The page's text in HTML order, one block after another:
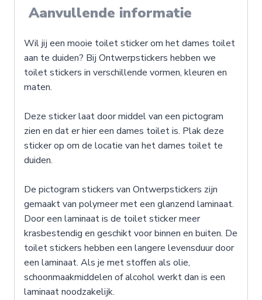
Aanvullende informatie
Wil jij een mooie toilet sticker om het dames toilet
aan te duiden? Bij Ontwerpstickers hebben we
toilet stickers in verschillende vormen, kleuren en
maten.
Deze sticker laat door middel van een pictogram
zien en dat er hier een dames toilet is. Plak deze
sticker op om de locatie van het dames toilet te
duiden.
De pictogram stickers van Ontwerpstickers zijn
gemaakt van polymeer met een glanzend laminaat.
Door een laminaat is de toilet sticker meer
krasbestendig en geschikt voor binnen en buiten. De
toilet stickers hebben een langere levensduur door
een laminaat. Als je met stoffen als olie,
schoonmaakmiddelen of alcohol werkt dan is een
laminaat noodzakelijk.